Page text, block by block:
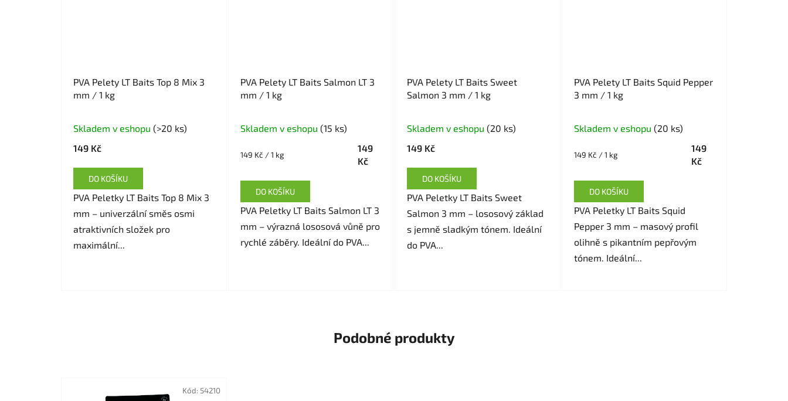
PVA Pelety LT Baits Top 8 Mix 3
mm / 1 kg
Skladem v eshopu (>20 ks)
149 Kč
DO KOŠÍKU
PVA Peletky LT Baits Top 8 Mix 3
mm – univerzální směs osmi
atraktivních složek pro
maximální...
PVA Pelety LT Baits Salmon LT 3
mm / 1 kg
Skladem v eshopu (15 ks)
149
Kč
Měrná
149 Kč / 1 kg
DO KOŠÍKU
PVA Peletky LT Baits Salmon LT 3
mm – výrazná lososová vůně pro
rychlé záběry. Ideální do PVA...
PVA Pelety LT Baits Sweet
Salmon 3 mm / 1 kg
Skladem v eshopu (20 ks)
149 Kč
DO KOŠÍKU
PVA Peletky LT Baits Sweet
Salmon 3 mm – lososový základ
s jemně sladkým tónem. Ideální
do PVA...
PVA Pelety LT Baits Squid Pepper
3 mm / 1 kg
Skladem v eshopu (20 ks)
149
Kč
Měrná
149 Kč / 1 kg
DO KOŠÍKU
PVA Peletky LT Baits Squid
Pepper 3 mm – masový profil
olihně s pikantním pepřovým
tónem. Ideální...
Podobné produkty
Kód: 54210